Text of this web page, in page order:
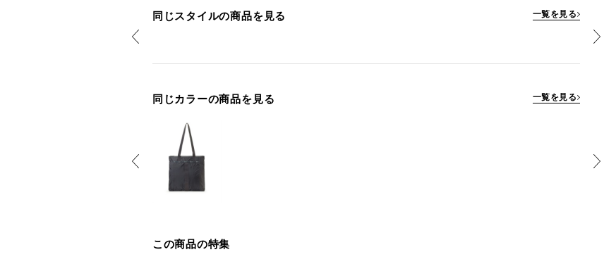
同じスタイルの商品を見る 一覧を見る
同じカラーの商品を見る 一覧を見る
この商品の特集